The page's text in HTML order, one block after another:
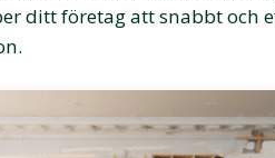
ditt företag att snabbt och